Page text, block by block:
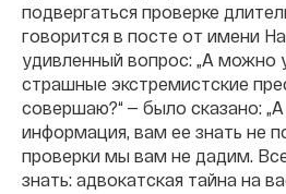
подвергаться проверке
говорится в посте от имени
удивленный вопрос: „А можно
страшные экстремистские
совершаю?“ — было сказано:
информация, вам ее знать не
проверки мы вам не дадим.
знать: адвокатская тайна на